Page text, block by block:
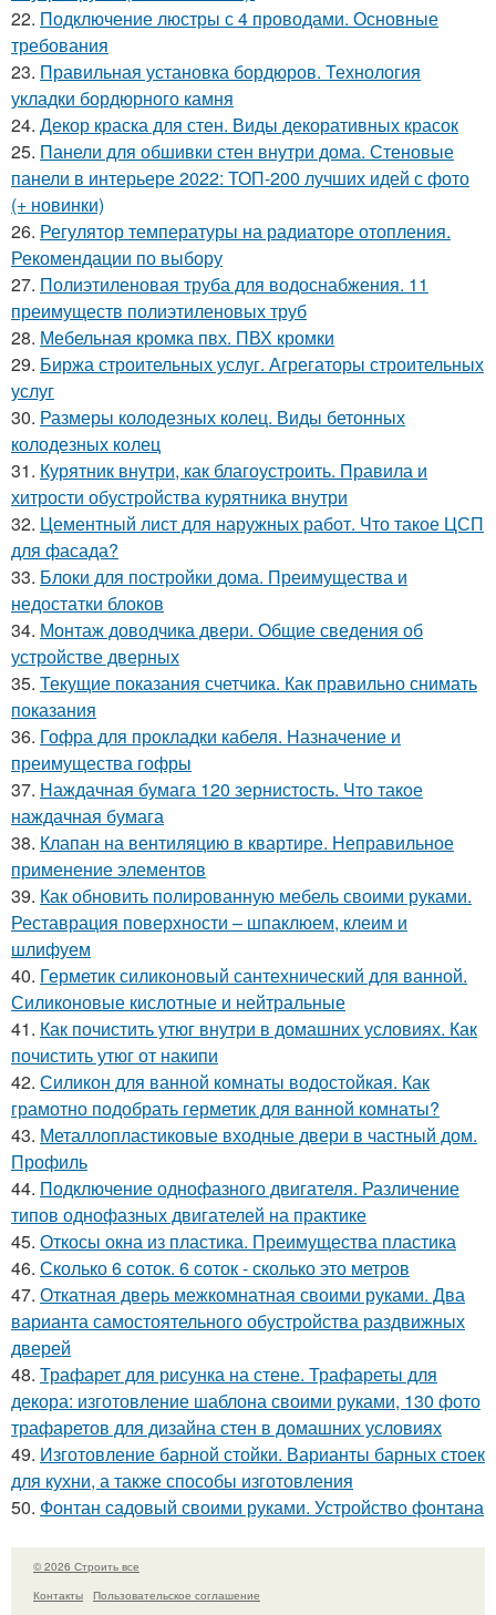
22. Подключение люстры с 4 проводами. Основные
требования
23. Правильная установка бордюров. Технология
укладки бордюрного камня
24. Декор краска для стен. Виды декоративных красок
25. Панели для обшивки стен внутри дома. Стеновые
панели в интерьере 2022: ТОП-200 лучших идей с фото
(+ новинки)
26. Регулятор температуры на радиаторе отопления.
Рекомендации по выбору
27. Полиэтиленовая труба для водоснабжения. 11
преимуществ полиэтиленовых труб
28. Мебельная кромка пвх. ПВХ кромки
29. Биржа строительных услуг. Агрегаторы строительных
услуг
30. Размеры колодезных колец. Виды бетонных
колодезных колец
31. Курятник внутри, как благоустроить. Правила и
хитрости обустройства курятника внутри
32. Цементный лист для наружных работ. Что такое ЦСП
для фасада?
33. Блоки для постройки дома. Преимущества и
недостатки блоков
34. Монтаж доводчика двери. Общие сведения об
устройстве дверных
35. Текущие показания счетчика. Как правильно снимать
показания
36. Гофра для прокладки кабеля. Назначение и
преимущества гофры
37. Наждачная бумага 120 зернистость. Что такое
наждачная бумага
38. Клапан на вентиляцию в квартире. Неправильное
применение элементов
39. Как обновить полированную мебель своими руками.
Реставрация поверхности – шпаклюем, клеим и
шлифуем
40. Герметик силиконовый сантехнический для ванной.
Силиконовые кислотные и нейтральные
41. Как почистить утюг внутри в домашних условиях. Как
почистить утюг от накипи
42. Силикон для ванной комнаты водостойкая. Как
грамотно подобрать герметик для ванной комнаты?
43. Металлопластиковые входные двери в частный дом.
Профиль
44. Подключение однофазного двигателя. Различение
типов однофазных двигателей на практике
45. Откосы окна из пластика. Преимущества пластика
46. Сколько 6 соток. 6 соток - сколько это метров
47. Откатная дверь межкомнатная своими руками. Два
варианта самостоятельного обустройства раздвижных
дверей
48. Трафарет для рисунка на стене. Трафареты для
декора: изготовление шаблона своими руками, 130 фото
трафаретов для дизайна стен в домашних условиях
49. Изготовление барной стойки. Варианты барных стоек
для кухни, а также способы изготовления
50. Фонтан садовый своими руками. Устройство фонтана
© 2026 Строить все
Контакты
Пользовательское соглашение